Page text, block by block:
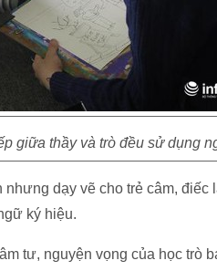
giữa thầy và trò đều sử dụng
dạy vẽ cho trẻ câm, điếc
ký hiệu.
tư, nguyện vọng của học trò